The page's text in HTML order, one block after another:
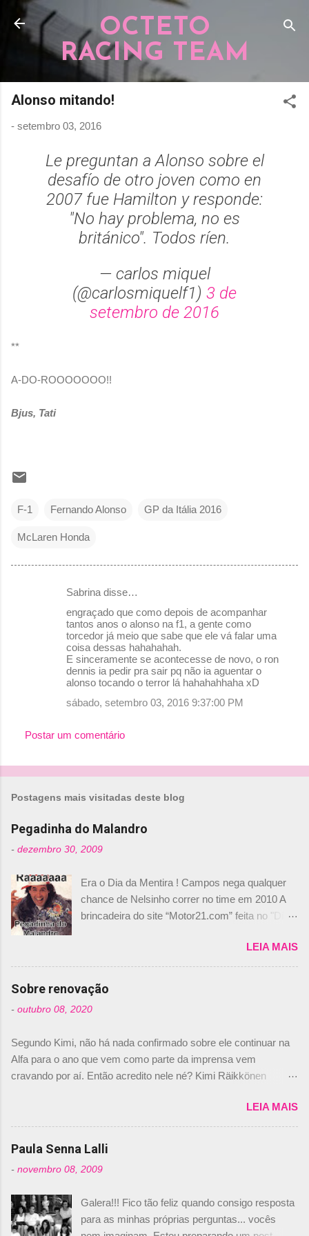
Pular para o conteúdo principal
OCTETO
RACING TEAM
Alonso mitando!
- setembro 03, 2016
Le preguntan a Alonso sobre el
desafío de otro joven como en
2007 fue Hamilton y responde:
"No hay problema, no es
británico". Todos ríen.
— carlos miquel
(@carlosmiquelf1) 3 de
setembro de 2016
**
A-DO-ROOOOOOO!!
Bjus, Tati
F-1 Fernando Alonso GP da Itália 2016
McLaren Honda
r
s
Sabrina disse…
engraçado que como depois de acompanhar
tantos anos o alonso na f1, a gente como
torcedor já meio que sabe que ele vá falar uma
coisa dessas hahahahah.
E sinceramente se acontecesse de novo, o ron
dennis ia pedir pra sair pq não ia aguentar o
alonso tocando o terror lá hahahahhaha xD
sábado, setembro 03, 2016 9:37:00 PM
Postar um comentário
Postagens mais visitadas deste blog
Pegadinha do Malandro
- dezembro 30, 2009
Era o Dia da Mentira ! Campos nega qualquer
chance de Nelsinho correr no time em 2010 A
brincadeira do site “Motor21.com” feita no "Día
de abril –, afirmando que Nelson Piquet havia
comprado 15% das ações da Campos, dando,
com isso, um lugar no time a Nelsinho Piquet,
foi esclarecida de uma vez por todas por
Daniele Audetto, diretor da escuderia. O
não será o companheiro de Bruno Senna em
2010. "Na verdade, nós recebemos uma oferta
de Piquet", admitiu Audetto. “Mas depois de ter
dois brasileiros”, explicou, dizendo ainda que
não tem nada contra o filho do tricampeão
Nelson Piquet. “Ele é um bom piloto, rápido e
experiente.” Audetto disse ainda que a suposta
não corresponde à realidade. “O suposto 15%
de investimento seria menor do que aquilo que
outros pilotos podem trazer: italianos, r...
LEIA MAIS
Sobre renovação
- outubro 08, 2020
Segundo Kimi, não há nada confirmado sobre ele continuar na
Alfa para o ano que vem como parte da imprensa vem
cravando por aí. Então acredito nele né? Kimi Räikkönen
truth but I’ve never had an option in my contract so that’s
should, pretty much, tell you that it’s not true." #Kimi7 #EifelGP
#AlfaRomeoRacing pic.twitter.com/77EDVn39Ia — Kimi
Romain falando sobre o fato do Iceman estar há tantos anos na
@RGrosjean ! #EifelGP 🇩🇪 #F1
pic.twitter.com/GSAu1LWnwW — Formula 1 (@F1) October 8,
LEIA MAIS
Paula Senna Lalli
- novembro 08, 2009
Galera!!! Fico tão feliz quando consigo resposta
para as minhas próprias perguntas... vocês